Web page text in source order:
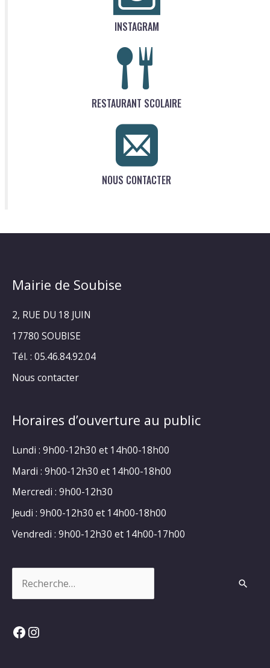
INSTAGRAM
RESTAURANT SCOLAIRE
NOUS CONTACTER
Mairie de Soubise
2, RUE DU 18 JUIN
17780 SOUBISE
Tél. : 05.46.84.92.04
Nous contacter
Horaires d’ouverture au public
Lundi : 9h00-12h30 et 14h00-18h00
Mardi : 9h00-12h30 et 14h00-18h00
Mercredi : 9h00-12h30
Jeudi : 9h00-12h30 et 14h00-18h00
Vendredi : 9h00-12h30 et 14h00-17h00
Facebook
Instagram